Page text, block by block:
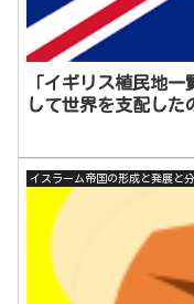
「イギリス植民地
して世界を支配した
イスラーム帝国の形成と発展と